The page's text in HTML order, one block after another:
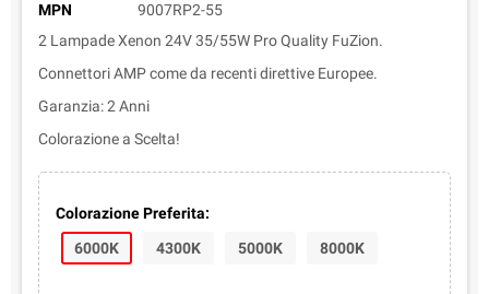
MPN
9007RP2-55
2 Lampade Xenon 24V 35/55W Pro Quality FuZion.
Connettori AMP come da recenti direttive Europee.
Garanzia: 2 Anni
Colorazione a Scelta!
Colorazione Preferita:
6000K
4300K 5000K 8000K